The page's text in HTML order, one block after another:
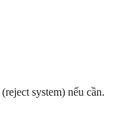
(reject system) nếu cần.